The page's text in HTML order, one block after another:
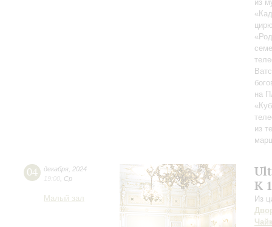
из
на
из
04 декабря 2024
19:00 Ср
Малый зал
К
Из